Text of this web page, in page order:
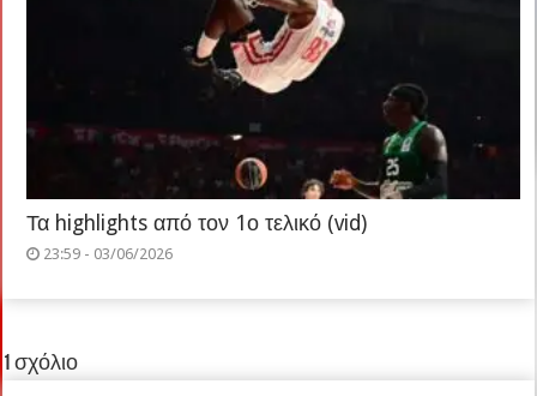
Τα highlights από τον 1ο τελικό (vid)
23:59 - 03/06/2026
1 σχόλιο